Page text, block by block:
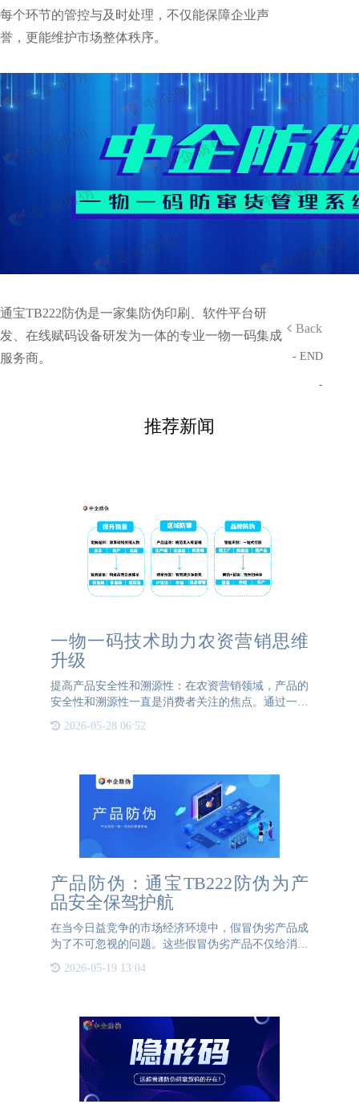
每个环节的管控与及时处理，不仅能保障企业声
誉，更能维护市场整体秩序。
通宝TB222防伪是一家集防伪印刷、软件平台研
发、在线赋码设备研发为一体的专业一物一码集成
服务商。
Back
- END
-
推荐新闻
一物一码技术助力农资营销思维
升级
提高产品安全性和溯源性：在农资营销领域，产品的
安全性和溯源性一直是消费者关注的焦点。通过一物
其生产、物流、销售等信息。消费者只需扫描二维码
2026-05-28 06:52
产品防伪：通宝TB222防伪为产
品安全保驾护航
在当今日益竞争的市场经济环境中，假冒伪劣产品成
为了不可忽视的问题。这些假冒伪劣产品不仅给消费
重的伤害。为了应对假冒伪劣商品的泛滥，产品防伪
2026-05-19 13:04